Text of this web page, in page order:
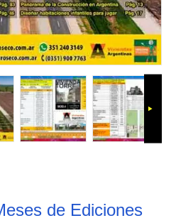
de Ediciones